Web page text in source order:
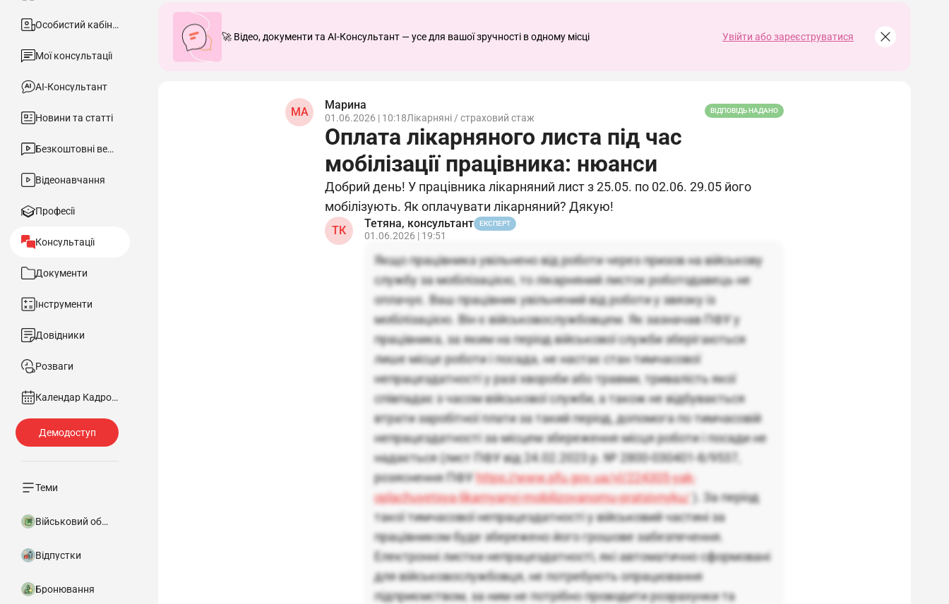
Особистий кабінет
Мої консультації
АІ-Консультант
Новини та статті
Безкоштовні вебінари
Відеонавчання
Професії
Консультації
Документи
Інструменти
Довідники
Розваги
Календар Кадровика
Теми
Військовий облік
Відпустки
Бронювання
🚀 Відео, документи та AI-Консультант — усе для вашої зручності в одному місці Увійти або зареєструватися
МА
Марина
01.06.2026 | 10:18Лікарняні / страховий стаж
ВІДПОВІДЬ НАДАНО
Оплата лікарняного листа під час
мобілізації працівника: нюанси
Добрий день! У працівника лікарняний лист з 25.05. по 02.06. 29.05 його
мобілізують. Як оплачувати лікарняний? Дякую!
ТК
Тетяна, консультант ЕКСПЕРТ
01.06.2026 | 19:51
Якщо працівника увільнено від роботи через призов на військову
службу за мобілізацією, то лікарняний листок роботодавець не
оплачує. Ваш працівник увільнений від роботи у звязку із
мобілізацією. Він є військовослужбовцем. Як зазначав ПФУ у
працівника, за яким на період військової служби зберігаються
лише місце роботи і посада, не настає стан тимчасової
непрацездатності у разі хвороби або травми, тривалість якої
співпадає з часом військової служби, а також не відбувається
втрати заробітної плати за такий період, допомога по тимчасовій
непрацездатності за місцем збереження місця роботи і посади не
надається (лист ПФУ від 24.02.2023 р. № 2800-030401-8/9537,
розяснення ПФУ https://www.pfu.gov.ua/vl/224305-yak-
oplachuyetsya-likarnyanyj-mobilizovanomu-pratsivnyku/ ). За період
такої тимчасової непрацездатності у військовий частині за
працівником буде збережено його грошове забезпечення.
Електронні листки непрацездатності, які автоматично сформовані
для військовослужбовця, не потребують опрацювання
підприємством, за ним не потрібно проводити розрахунки та